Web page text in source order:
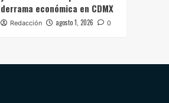
derrama económica en CDMX
Redacción agosto 1, 2026 0